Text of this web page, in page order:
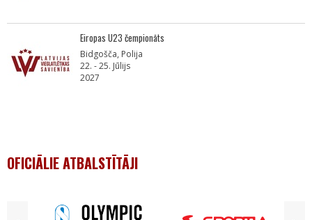
Eiropas U23 čempionāts
Bidgošča, Polija
22. - 25. Jūlijs
2027
OFICIĀLIE ATBALSTĪTĀJI